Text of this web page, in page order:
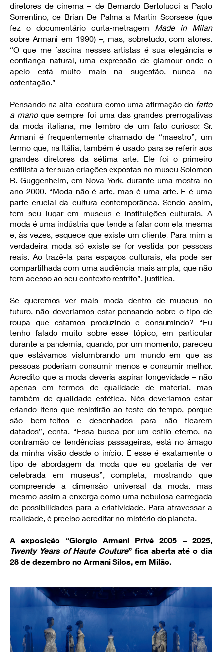
diretores de cinema – de Bernardo Bertolucci a Paolo
Sorrentino, de Brian De Palma a Martin Scorsese (que
fez o documentário curta-metragem Made in Milan
sobre Armani em 1990) –, mas, sobretudo, com atores.
“O que me fascina nesses artistas é sua elegância e
confiança natural, uma expressão de glamour onde o
apelo está muito mais na sugestão, nunca na
ostentação.”
Pensando na alta-costura como uma afirmação do fatto
a manoque sempre foi uma das grandes prerrogativas
da moda italiana, me lembro de um fato curioso: Sr.
Armani é frequentemente chamado de “maestro”, um
termo que, na Itália, também é usado para se referir aos
grandes diretores da sétima arte. Ele foi o primeiro
estilista a ter suas criações expostas no museu Solomon
R. Guggenheim, em Nova York, durante uma mostra no
ano 2000. “Moda não é arte, mas é uma arte. E é uma
parte crucial da cultura contemporânea. Sendo assim,
tem seu lugar em museus e instituições culturais. A
moda é uma indústria que tende a falar com ela mesma
e, às vezes, esquece que existe um cliente. Para mim a
verdadeira moda só existe se for vestida por pessoas
reais. Ao trazê-la para espaços culturais, ela pode ser
compartilhada com uma audiência mais ampla, que não
tem acesso ao seu contexto restrito”, justifica.
Se queremos ver mais moda dentro de museus no
futuro, não deveríamos estar pensando sobre o tipo de
roupa que estamos produzindo e consumindo? “Eu
tenho falado muito sobre esse tópico, em particular
durante a pandemia, quando, por um momento, pareceu
que estávamos vislumbrando um mundo em que as
pessoas poderiam consumir menos e consumir melhor.
Acredito que a moda deveria aspirar longevidade – não
apenas em termos de qualidade de material, mas
também de qualidade estética. Nós deveríamos estar
criando itens que resistirão ao teste do tempo, porque
são bem-feitos e desenhados para não ficarem
datados”, conta. “Essa busca por um estilo eterno, na
contramão de tendências passageiras, está no âmago
da minha visão desde o início. E esse é exatamente o
tipo de abordagem da moda que eu gostaria de ver
celebrada em museus”, completa, mostrando que
compreende a dimensão universal da moda, mas
mesmo assim a enxerga como uma nebulosa carregada
de possibilidades para a criatividade. Para atravessar a
realidade, é preciso acreditar no mistério do planeta.
A exposição “Giorgio Armani Privé 2005 – 2025,
Twenty Years of Haute Couture” fica aberta até o dia
28 de dezembro no Armani Silos, em Milão.